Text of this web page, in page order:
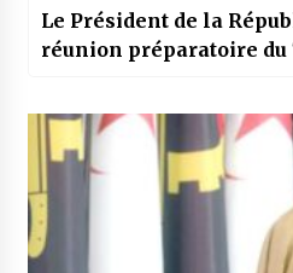
Le Président de la
réunion préparatoire du